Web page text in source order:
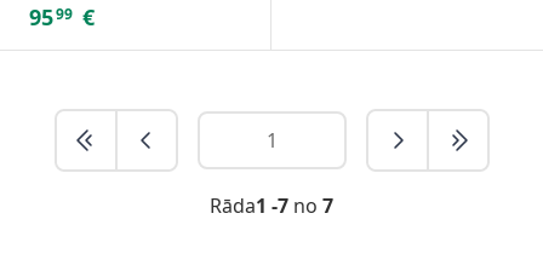
9599 €
Rāda1 -7 no 7